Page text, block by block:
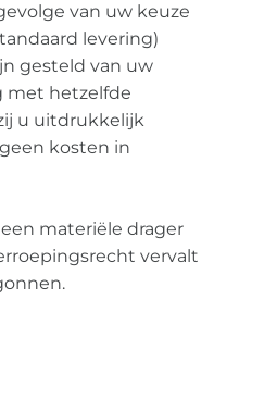
van uw keuze
levering)
gesteld van uw
met hetzelfde
u uitdrukkelijk
kosten in
materiële drager
vervalt